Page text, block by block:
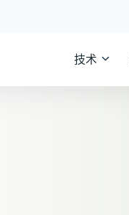
技术